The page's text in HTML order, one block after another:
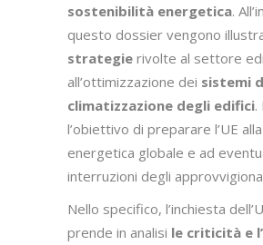
sostenibilità energetica.
questo dossier vengono
strategie rivolte al settore
all’ottimizzazione dei sistemi
climatizzazione degli edifici.
l’obiettivo di preparare l’UE
energetica globale e ad
interruzioni degli
Nello specifico, l’inchiesta
prende in analisi le criticità e